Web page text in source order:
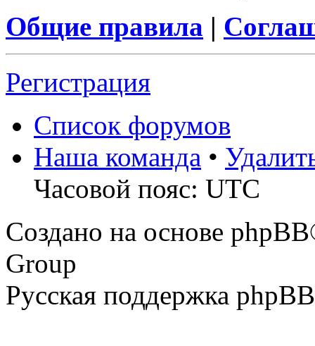
Общие правила |
Регистрация
Список форумов
Наша команда •
Часовой пояс: UTC
Создано на основе
Group
Русская поддержка phpBB